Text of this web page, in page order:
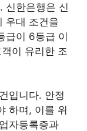
신한은행은 신
우대 조건을
급이 6등급 이
이 유리한 조
입니다. 안정
하며, 이를 위
자등록증과